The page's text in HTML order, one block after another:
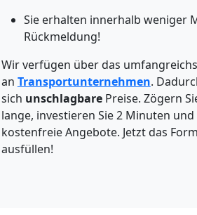
Sie erhalten innerhalb weniger
Rückmeldung!
Wir verfügen über das
an Transportunternehmen.
sich unschlagbarePreise. Zögern
lange, investieren Sie 2 Minuten
kostenfreie Angebote. Jetzt das
ausfüllen!